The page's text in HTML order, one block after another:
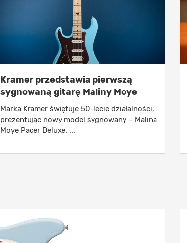
Kramer przedstawia pierwszą
sygnowaną gitarę Maliny Moye
Marka Kramer świętuje 50-lecie działalności,
prezentując nowy model sygnowany – Malina
Moye Pacer Deluxe. ...